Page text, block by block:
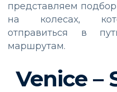
представляем
на колесах,
отправиться в
маршрутам.
Venice –